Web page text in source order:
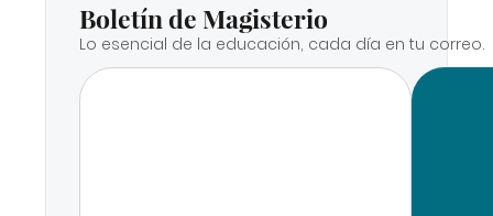
Boletín de Magisterio
Lo esencial de la educación, cada día en tu correo.